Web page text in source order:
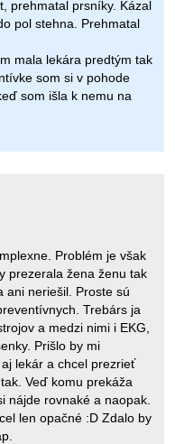
prehmatal prsníky. Kázal
pol stehna. Prehmatal
mala lekára predtým tak
som si v pohode
som išla k nemu na
Problém je však
prezerala žena ženu tak
ani neriešil. Proste sú
Trebárs ja
a medzi nimi i EKG,
Prišlo by mi
lekár a chcel prezrieť
Veď komu prekáža
nájde rovnaké a naopak.
len opačné :D Zdalo by